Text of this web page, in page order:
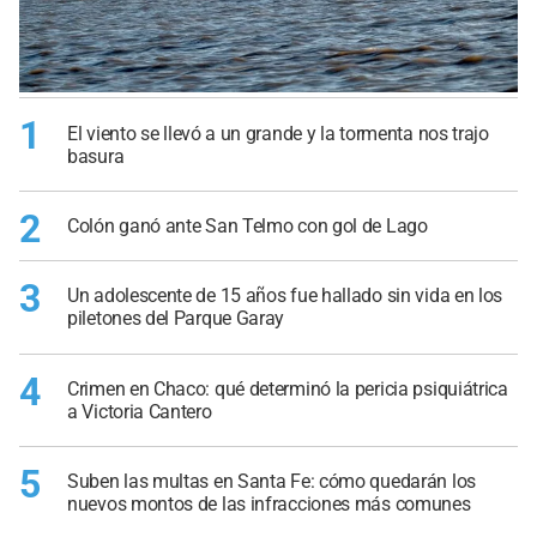
1
El viento se llevó a un grande y la tormenta nos trajo
basura
2 Colón ganó ante San Telmo con gol de Lago
3
Un adolescente de 15 años fue hallado sin vida en los
piletones del Parque Garay
4
Crimen en Chaco: qué determinó la pericia psiquiátrica
a Victoria Cantero
5
Suben las multas en Santa Fe: cómo quedarán los
nuevos montos de las infracciones más comunes